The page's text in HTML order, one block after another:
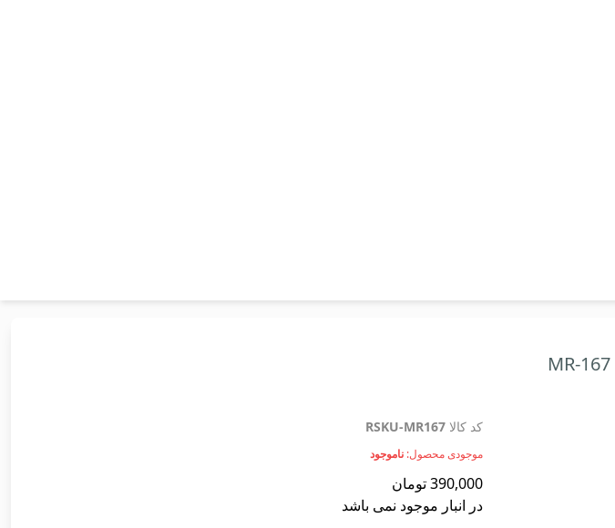
کد کالاRSKU-MR167
موجودی محصول:ناموجود
390,000 تومان
در انبار موجود نمی باشد